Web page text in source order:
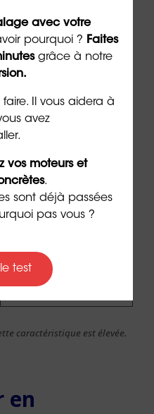
élevés
Plus il y a de
plus la fréquence
est élevée
Plus il y a
« d’arbres », plus
impact positif
l’environnement
caractéristique est élevée.
en
avec votre
pourquoi ? Faites
grâce à notre
faire. Il vous aidera à
avez
vos moteurs et
.
sont déjà passées
pas vous ?
test